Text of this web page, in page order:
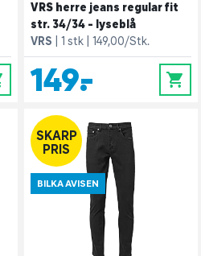
VRS herre jeans regular fit
str. 34/34 - lyseblå
VRS
1 stk 149,00/Stk.
149,- 0
SKARP
PRIS
BILKA AVISEN